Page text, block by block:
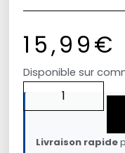
15,99€
Disponible sur
Livraison rapide